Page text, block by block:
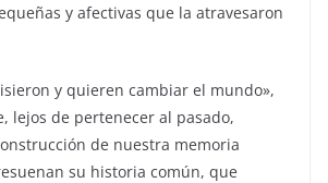
y afectivas que la atravesaron
y quieren cambiar el mundo»,
lejos de pertenecer al pasado,
de nuestra memoria
su historia común, que